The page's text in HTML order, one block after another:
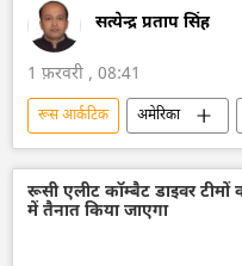
सत्येन्द्र प्रताप सिंह
1 फ़रवरी , 08:41
रूस आर्कटिक अमेरिका
राजनीतिक और आर्थिक स्वतंत्रता
वैश्विक आर्थिक स्थिरता
विदेश मंत्रालय
रूसी एलीट कॉम्बैट डाइवर
में तैनात किया जाएगा